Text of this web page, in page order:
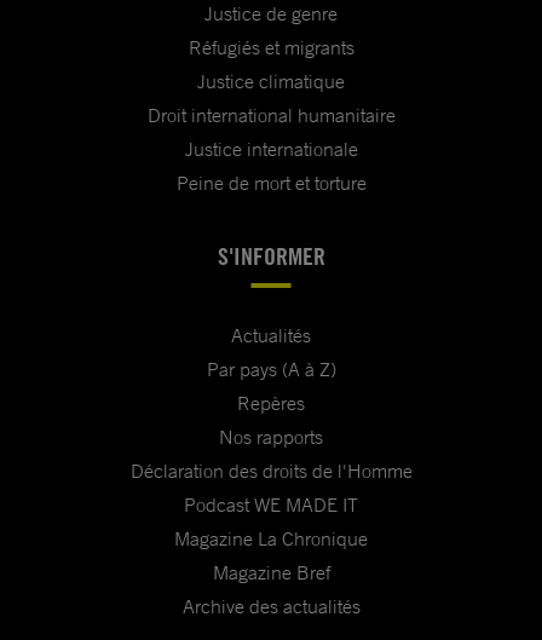
Justice de genre
Réfugiés et migrants
Justice climatique
Droit international humanitaire
Justice internationale
Peine de mort et torture
S'INFORMER
Actualités
Par pays (A à Z)
Repères
Nos rapports
Déclaration des droits de l'Homme
Podcast WE MADE IT
Magazine La Chronique
Magazine Bref
Archive des actualités